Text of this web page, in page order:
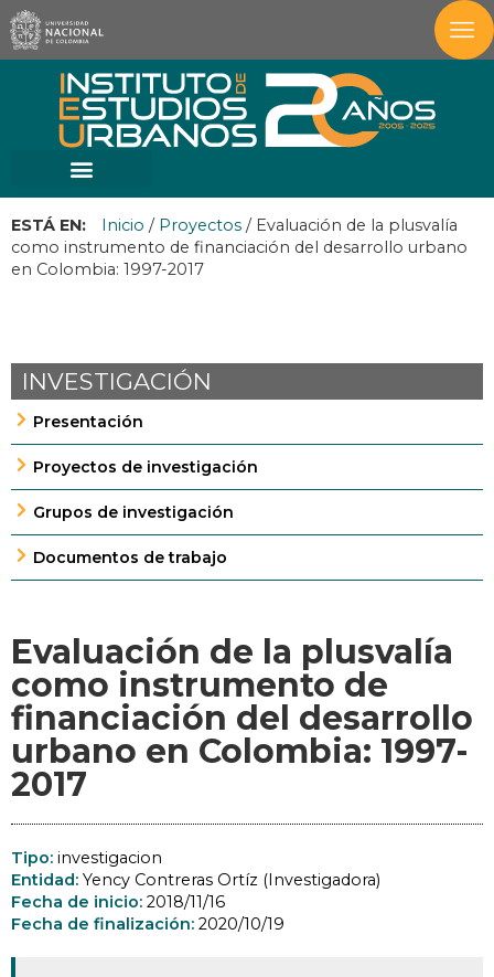
ESTÁ EN: Inicio / Proyectos / Evaluación de la plusvalía
como instrumento de financiación del desarrollo urbano
en Colombia: 1997-2017
INVESTIGACIÓN
Presentación
Proyectos de investigación
Grupos de investigación
Documentos de trabajo
Evaluación de la plusvalía
como instrumento de
financiación del desarrollo
urbano en Colombia: 1997-
2017
Tipo: investigacion
Entidad: Yency Contreras Ortíz (Investigadora)
Fecha de inicio: 2018/11/16
Fecha de finalización: 2020/10/19